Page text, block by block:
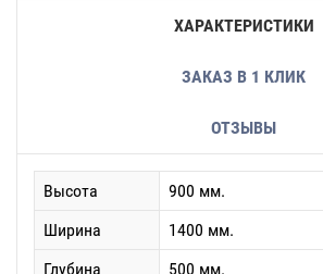
ХАРАКТЕРИСТИКИ
ЗАКАЗ В 1 КЛИК
ОТЗЫВЫ
Высота
900 мм.
Ширина
1400 мм.
Глубина
500 мм.